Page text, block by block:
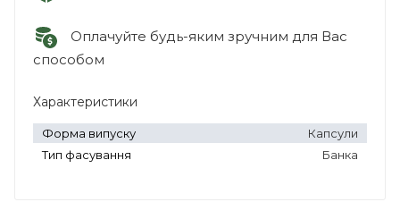
Оплачуйте будь-яким зручним для Вас
способом
Характеристики
Форма випуску
Капсули
Тип фасування
Банка